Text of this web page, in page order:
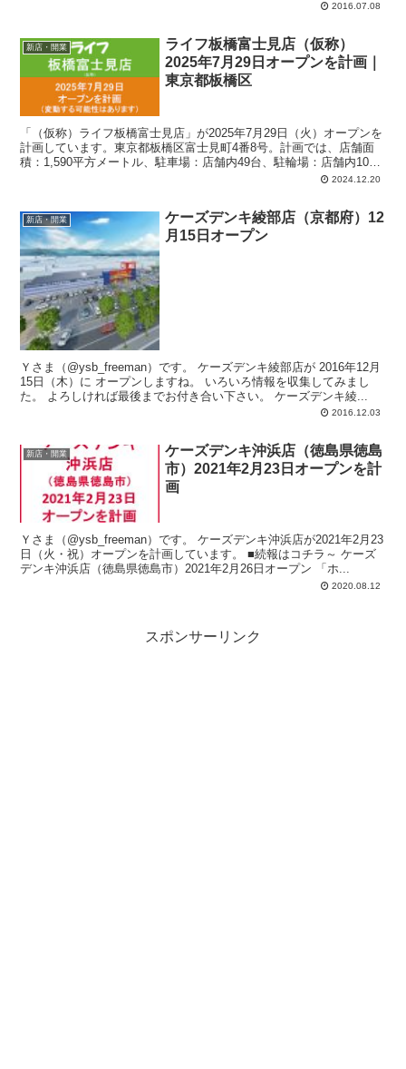
2016.07.08
新店・開業
ライフ板橋富士見店（仮称）
2025年7月29日オープンを計画｜
東京都板橋区
「（仮称）ライフ板橋富士見店」が2025年7月29日（火）オープンを
計画しています。東京都板橋区富士見町4番8号。計画では、店舗面
積：1,590平方メートル、駐車場：店舗内49台、駐輪場：店舗内106
2024.12.20
新店・開業
ケーズデンキ綾部店（京都府）12
月15日オープン
Ｙさま（@ysb_freeman）です。 ケーズデンキ綾部店が 2016年12月
15日（木）に オープンしますね。 いろいろ情報を収集してみまし
た。 よろしければ最後までお付き合い下さい。 ケーズデンキ綾...
2016.12.03
新店・開業
ケーズデンキ沖浜店（徳島県徳島
市）2021年2月23日オープンを計
画
Ｙさま（@ysb_freeman）です。 ケーズデンキ沖浜店が2021年2月23
日（火・祝）オープンを計画しています。 ■続報はコチラ～ ケーズ
デンキ沖浜店（徳島県徳島市）2021年2月26日オープン 「ホ...
2020.08.12
スポンサーリンク